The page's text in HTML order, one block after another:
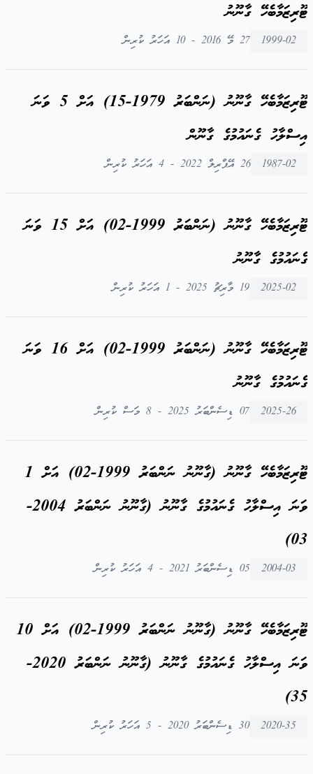
ޓޫރިޒަމާބެހޭ ގާނޫނު
1999-02 27 މޭ 2016 - 10 އަހަރު ކުރިން
ޓޫރިޒަމާބެހޭ ގާނޫނު (ނަންބަރު 1979-15) އަށް 5 ވަނަ
އިސްލާހު ގެނައުމުގެ ގާނޫން
1987-02 26 އޭޕްރިލް 2022 - 4 އަހަރު ކުރިން
ޓޫރިޒަމާބެހޭ ގާނޫނު (ނަންބަރު 1999-02) އަށް 15 ވަނަ
ގެނައުމުގެ ގާނޫނު
2025-02 19 މާރިޗު 2025 - 1 އަހަރު ކުރިން
ޓޫރިޒަމާބެހޭ ގާނޫނު (ނަންބަރު 1999-02) އަށް 16 ވަނަ
ގެނައުމުގެ ގާނޫނު
2025-26 07 ޑިސެންބަރު 2025 - 8 މަސް ކުރިން
ޓޫރިޒަމާބެހޭ ގާނޫނު (ގާނޫނު ނަންބަރު 1999-02) އަށް 1
ވަނަ އިސްލާހު ގެނައުމުގެ ގާނޫނު (ގާނޫނު ނަންބަރު 2004-
03)
2004-03 05 ޑިސެންބަރު 2021 - 4 އަހަރު ކުރިން
ޓޫރިޒަމާބެހޭ ގާނޫނު (ގާނޫނު ނަންބަރު 1999-02) އަށް 10
ވަނަ އިސްލާހު ގެނައުމުގެ ގާނޫނު (ގާނޫނު ނަންބަރު 2020-
35)
2020-35 30 ޑިސެންބަރު 2020 - 5 އަހަރު ކުރިން